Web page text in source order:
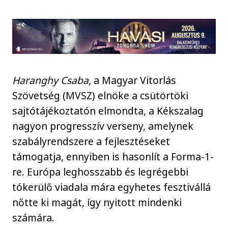
Haranghy Csaba, a Magyar Vitorlás
Szövetség (MVSZ) elnöke a csütörtöki
sajtótájékoztatón elmondta, a Kékszalag
nagyon progresszív verseny, amelynek
szabályrendszere a fejlesztéseket
támogatja, ennyiben is hasonlít a Forma-1-
re. Európa leghosszabb és legrégebbi
tókerülő viadala mára egyhetes fesztivállá
nőtte ki magát, így nyitott mindenki
számára.